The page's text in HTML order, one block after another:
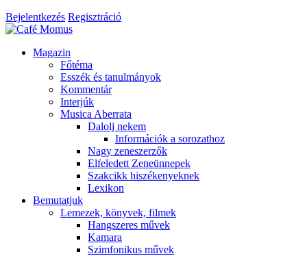
Bejelentkezés Regisztráció
Magazin
Főtéma
Esszék és tanulmányok
Kommentár
Interjúk
Musica Aberrata
Dalolj nekem
Információk a sorozathoz
Nagy zeneszerzők
Elfeledett Zeneünnepek
Szakcikk hiszékenyeknek
Lexikon
Bemutatjuk
Lemezek, könyvek, filmek
Hangszeres művek
Kamara
Szimfonikus művek